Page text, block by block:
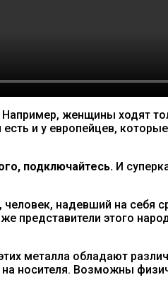
женщины ходят
и у европейцев,
подключайтесь. И
надевший на себя
представители этого
металла обладают
носителя. Возможны